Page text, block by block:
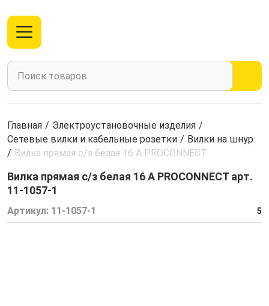
Главная / Электроустановочные изделия /
Сетевые вилки и кабельные розетки / Вилки на шнур
/ Вилка прямая с/з белая 16 А PROCONNECT
Вилка прямая с/з белая 16 А PROCONNECT арт.
11-1057-1
Артикул: 11-1057-1 5